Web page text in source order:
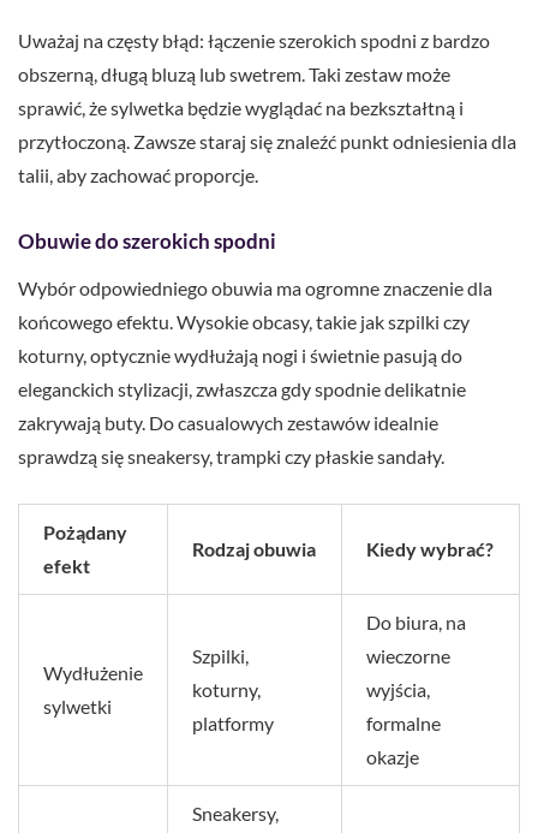
Uważaj na częsty błąd: łączenie szerokich spodni z bardzo
obszerną, długą bluzą lub swetrem. Taki zestaw może
sprawić, że sylwetka będzie wyglądać na bezkształtną i
przytłoczoną. Zawsze staraj się znaleźć punkt odniesienia dla
talii, aby zachować proporcje.
Obuwie do szerokich spodni
Wybór odpowiedniego obuwia ma ogromne znaczenie dla
końcowego efektu. Wysokie obcasy, takie jak szpilki czy
koturny, optycznie wydłużają nogi i świetnie pasują do
eleganckich stylizacji, zwłaszcza gdy spodnie delikatnie
zakrywają buty. Do casualowych zestawów idealnie
sprawdzą się sneakersy, trampki czy płaskie sandały.
Pożądany
efekt
Rodzaj obuwia Kiedy wybrać?
Wydłużenie
sylwetki
Szpilki,
koturny,
platformy
Do biura, na
wieczorne
wyjścia,
formalne
okazje
Sneakersy,